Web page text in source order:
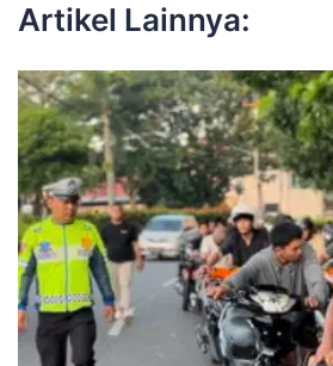
Artikel Lainnya: